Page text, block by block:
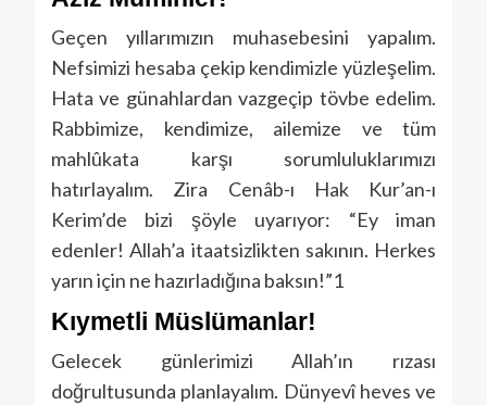
Geçen yıllarımızın muhasebesini yapalım.
Nefsimizi hesaba çekip kendimizle yüzleşelim.
Hata ve günahlardan vazgeçip tövbe edelim.
Rabbimize, kendimize, ailemize ve tüm
mahlûkata karşı sorumluluklarımızı
hatırlayalım. Zira Cenâb-ı Hak Kur’an-ı
Kerim’de bizi şöyle uyarıyor: “Ey iman
edenler! Allah’a itaatsizlikten sakının. Herkes
yarın için ne hazırladığına baksın!”1
Kıymetli Müslümanlar!
Gelecek günlerimizi Allah’ın rızası
doğrultusunda planlayalım. Dünyevî heves ve